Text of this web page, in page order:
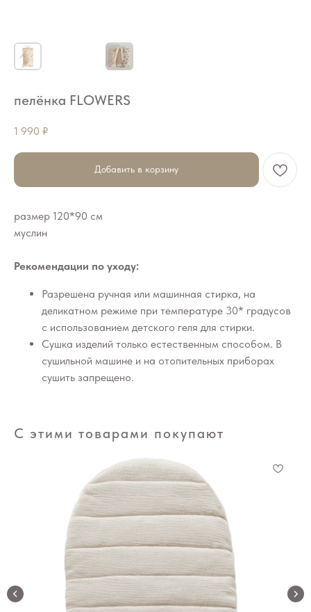
пелёнка FLOWERS
1 990 ₽
Добавить в корзину
размер 120*90 см
муслин
Рекомендации по уходу:
Разрешена ручная или машинная стирка, на
деликатном режиме при температуре 30* градусов
с использованием детского геля для стирки.
Сушка изделий только естественным способом. В
сушильной машине и на отопительных приборах
сушить запрещено.
С этими товарами покупают